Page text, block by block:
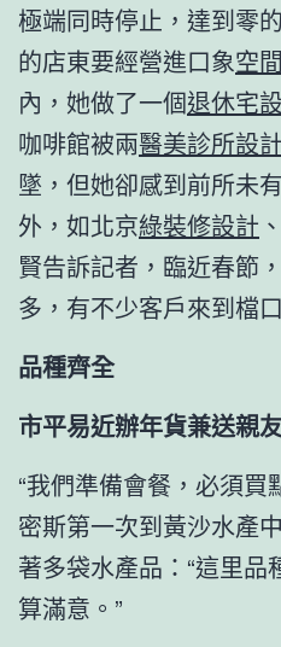
極端同時停止，達到零
的店東要經營進口象空
內，她做了一個退休宅
咖啡館被兩醫美診所設計
墜，但她卻感到前所未
外，如北京綠裝修設計
賢告訴記者，臨近春節
多，有不少客戶來到檔
品種齊全
市平易近辦年貨兼送親
“我們準備會餐，必須買
密斯第一次到黃沙水產
著多袋水產品：“這里
算滿意。”